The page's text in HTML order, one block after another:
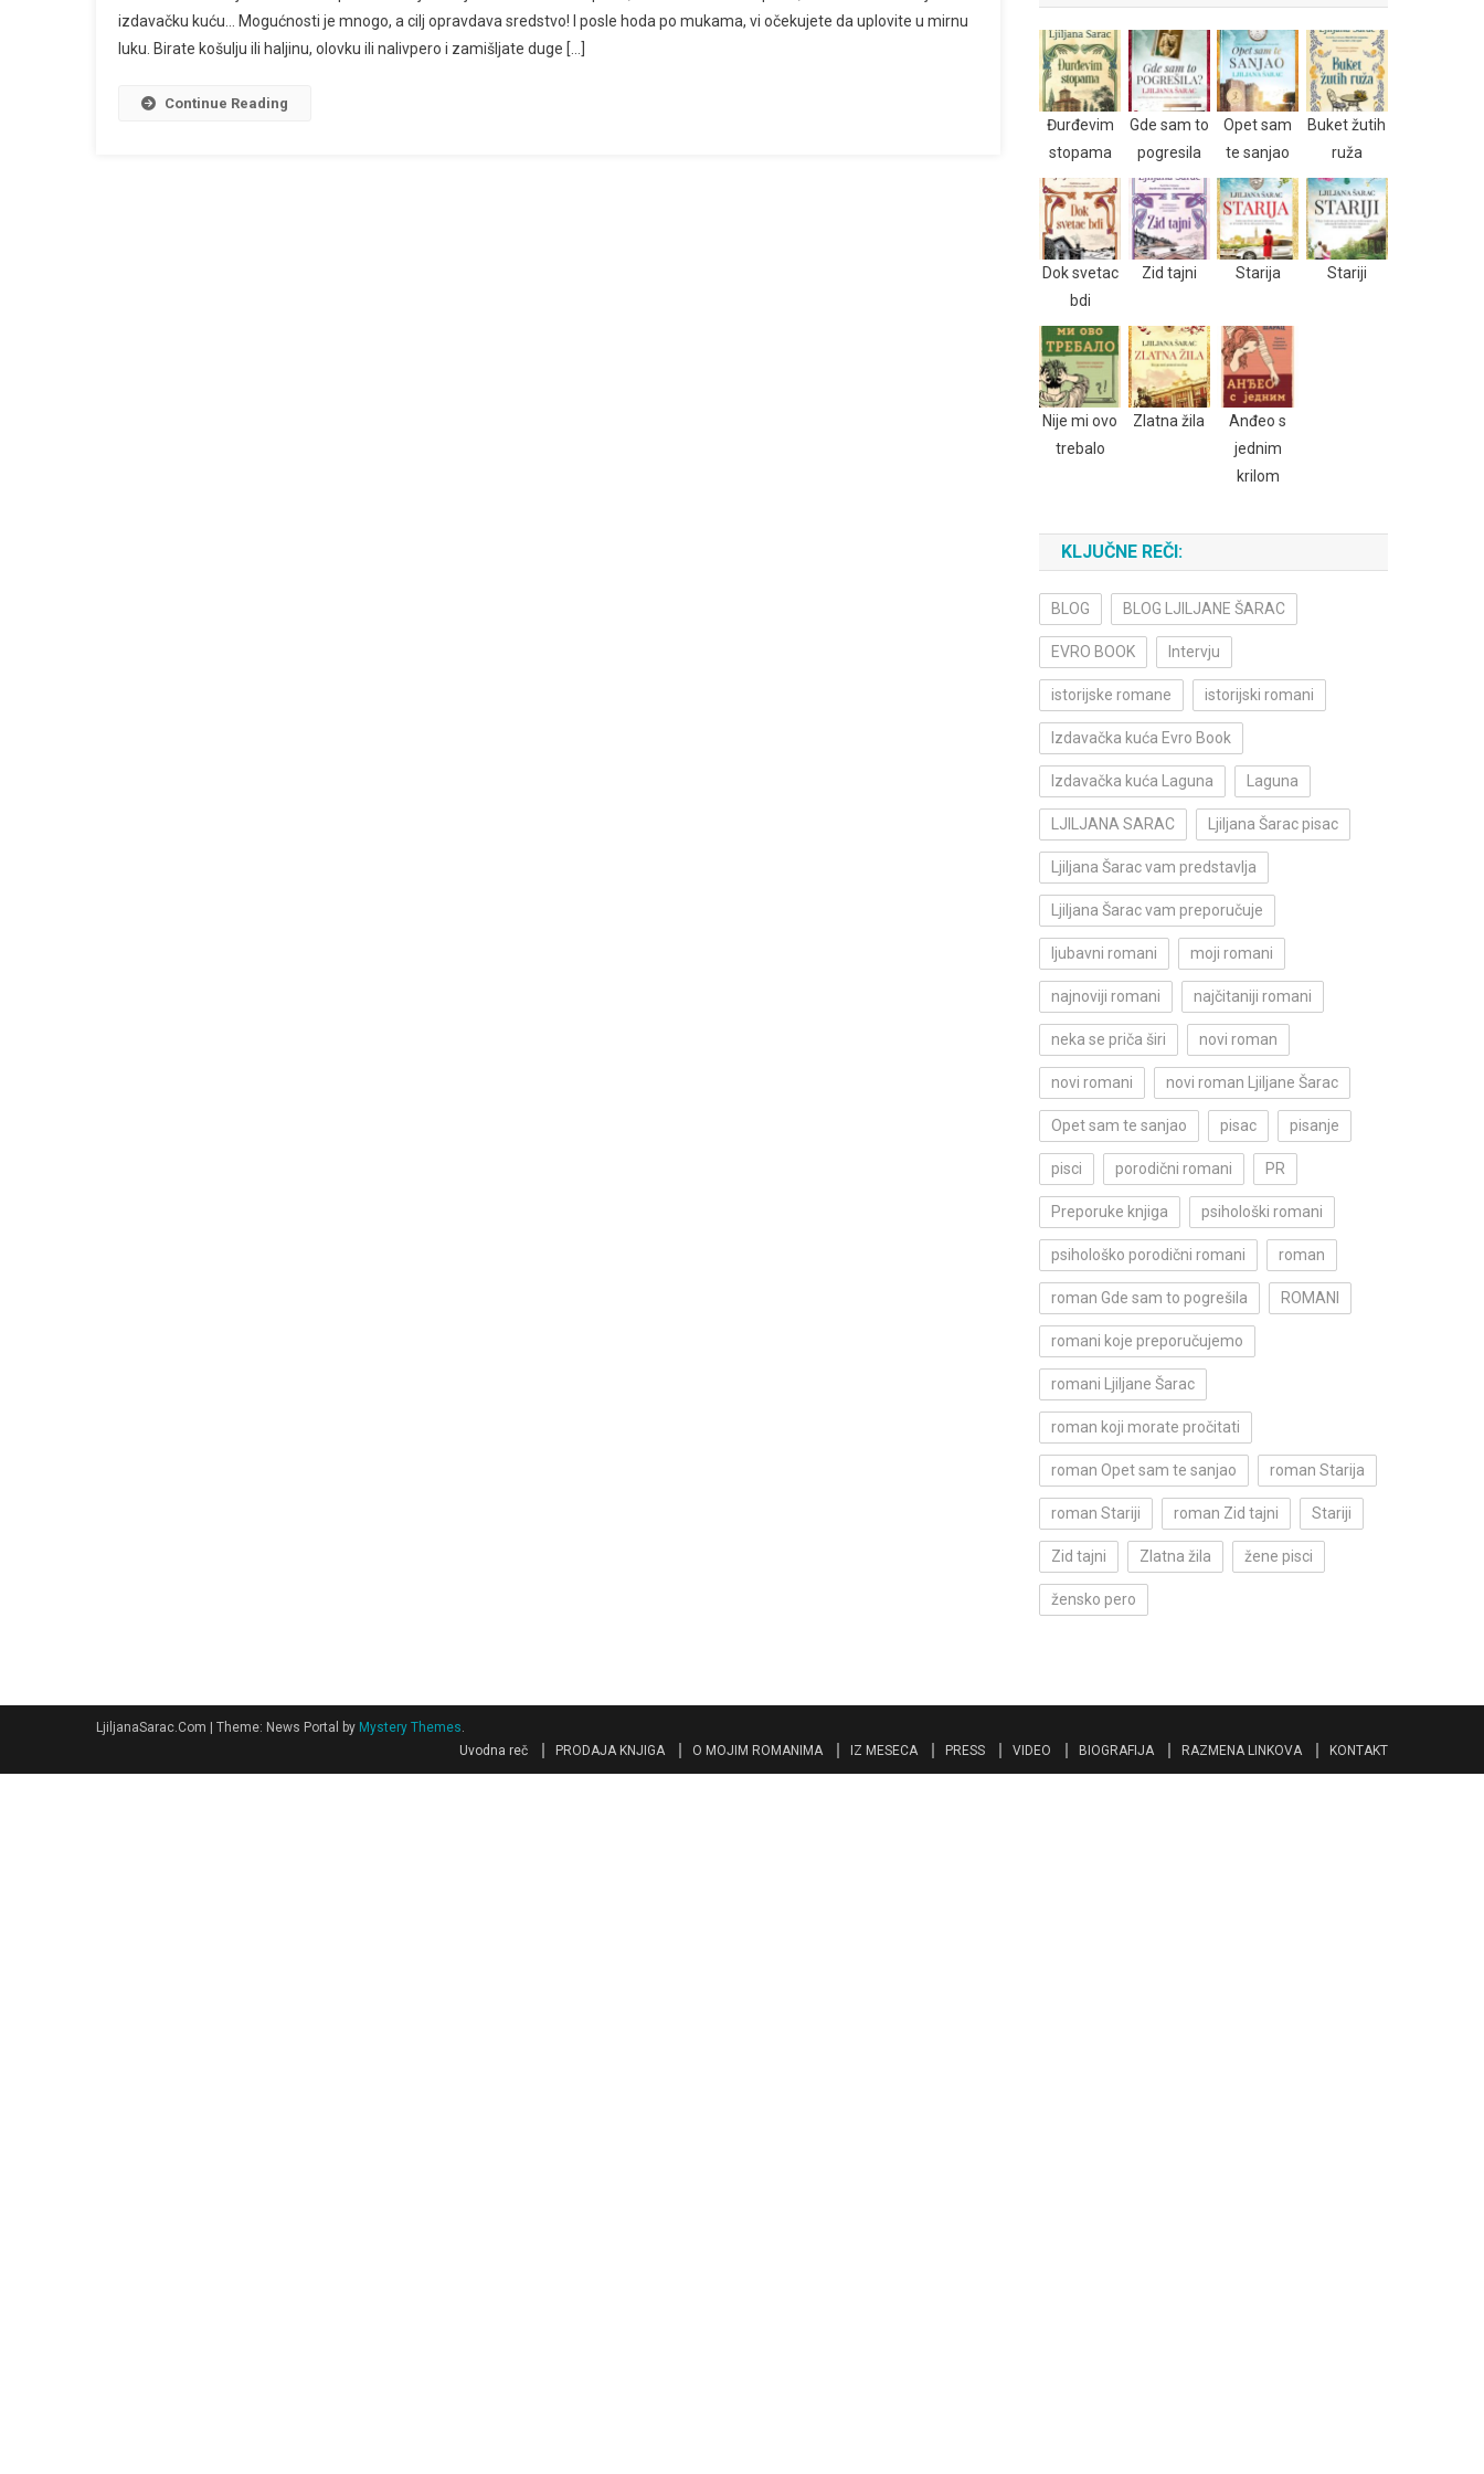
OBJAVLJENIM
ROMANOM
izdavačku kuću… Mogućnosti je mnogo, a cilj opravdava sredstvo! I posle hoda po mukama, vi očekujete da uplovite u mirnu
luku. Birate košulju ili haljinu, olovku ili nalivpero i zamišljate duge […]
Continue Reading
Đurđevim
stopama
Gde sam to
pogresila
Opet sam
te sanjao
Buket žutih
ruža
Dok svetac
bdi
Zid tajni Starija Stariji
Nije mi ovo
trebalo
Zlatna žila
Anđeo s
jednim
krilom
KLJUČNE REČI:
BLOG BLOG LJILJANE ŠARAC
EVRO BOOK Intervju
istorijske romane istorijski romani
Izdavačka kuća Evro Book
Izdavačka kuća Laguna Laguna
LJILJANA SARAC Ljiljana Šarac pisac
Ljiljana Šarac vam predstavlja
Ljiljana Šarac vam preporučuje
ljubavni romani moji romani
najnoviji romani najčitaniji romani
neka se priča širi novi roman
novi romani novi roman Ljiljane Šarac
Opet sam te sanjao pisac pisanje
pisci porodični romani PR
Preporuke knjiga psihološki romani
psihološko porodični romani roman
roman Gde sam to pogrešila ROMANI
romani koje preporučujemo
romani Ljiljane Šarac
roman koji morate pročitati
roman Opet sam te sanjao roman Starija
roman Stariji roman Zid tajni Stariji
Zid tajni Zlatna žila žene pisci
žensko pero
LjiljanaSarac.Com Theme: News Portal by Mystery Themes.
Uvodna reč
PRODAJA KNJIGA O MOJIM ROMANIMA IZ MESECA PRESS VIDEO BIOGRAFIJA RAZMENA LINKOVA KONTAKT